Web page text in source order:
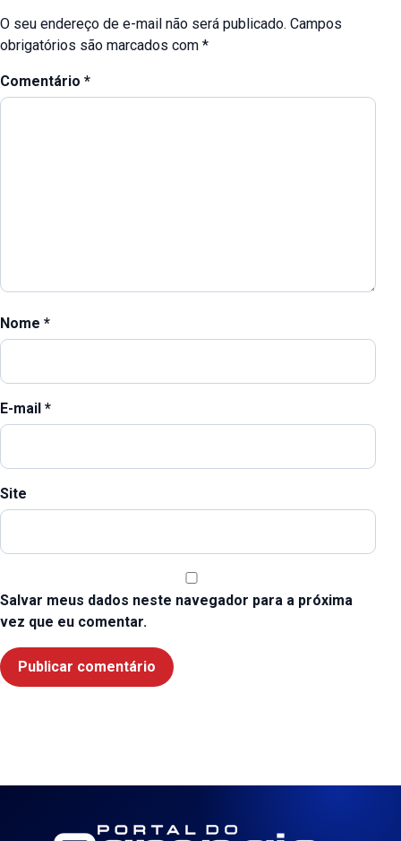
O seu endereço de e-mail não será publicado. Campos
obrigatórios são marcados com *
Comentário *
Nome *
E-mail *
Site
Salvar meus dados neste navegador para a próxima
vez que eu comentar.